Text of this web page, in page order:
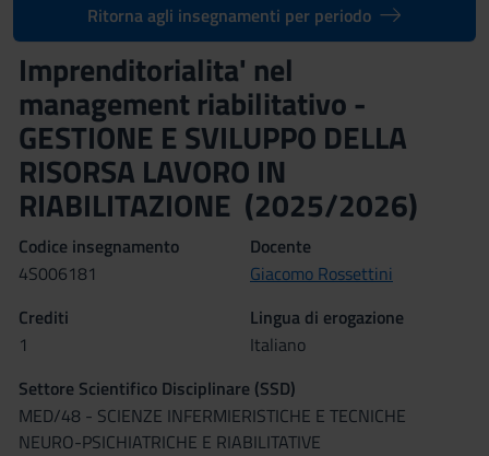
Ritorna agli insegnamenti per periodo
Imprenditorialita' nel
management riabilitativo -
GESTIONE E SVILUPPO DELLA
RISORSA LAVORO IN
RIABILITAZIONE (2025/2026)
Codice insegnamento
4S006181
Docente
Giacomo Rossettini
Crediti
1
Lingua di erogazione
Italiano
Settore Scientifico Disciplinare (SSD)
MED/48 - SCIENZE INFERMIERISTICHE E TECNICHE
NEURO-PSICHIATRICHE E RIABILITATIVE